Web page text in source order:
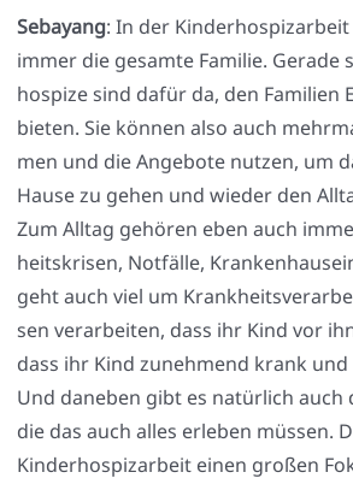
Seba­yang: In der
immer die gesam­te Fami­lie.
hos­pi­ze sind dafür da, den Fami­li­en
bie­ten. Sie kön­nen also auch
men und die Ange­bo­te nut­zen, um
Hau­se zu gehen und wie­der den
Zum All­tag gehö­ren eben auch
heits­kri­sen, Not­fäl­le,
geht auch viel um
sen ver­ar­bei­ten, dass ihr Kind vor
dass ihr Kind zuneh­mend krank
Und dane­ben gibt es natür­lich auch
die das auch alles erle­ben müs­sen.
Kin­der­hos­piz­ar­beit einen gro­ßen